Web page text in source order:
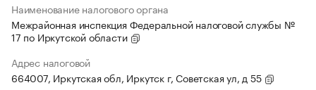
Наименование налогового органа
Межрайонная инспекция Федеральной налоговой службы №
17 по Иркутской области
Адрес налоговой
664007, Иркутская обл, Иркутск г, Советская ул, д 55